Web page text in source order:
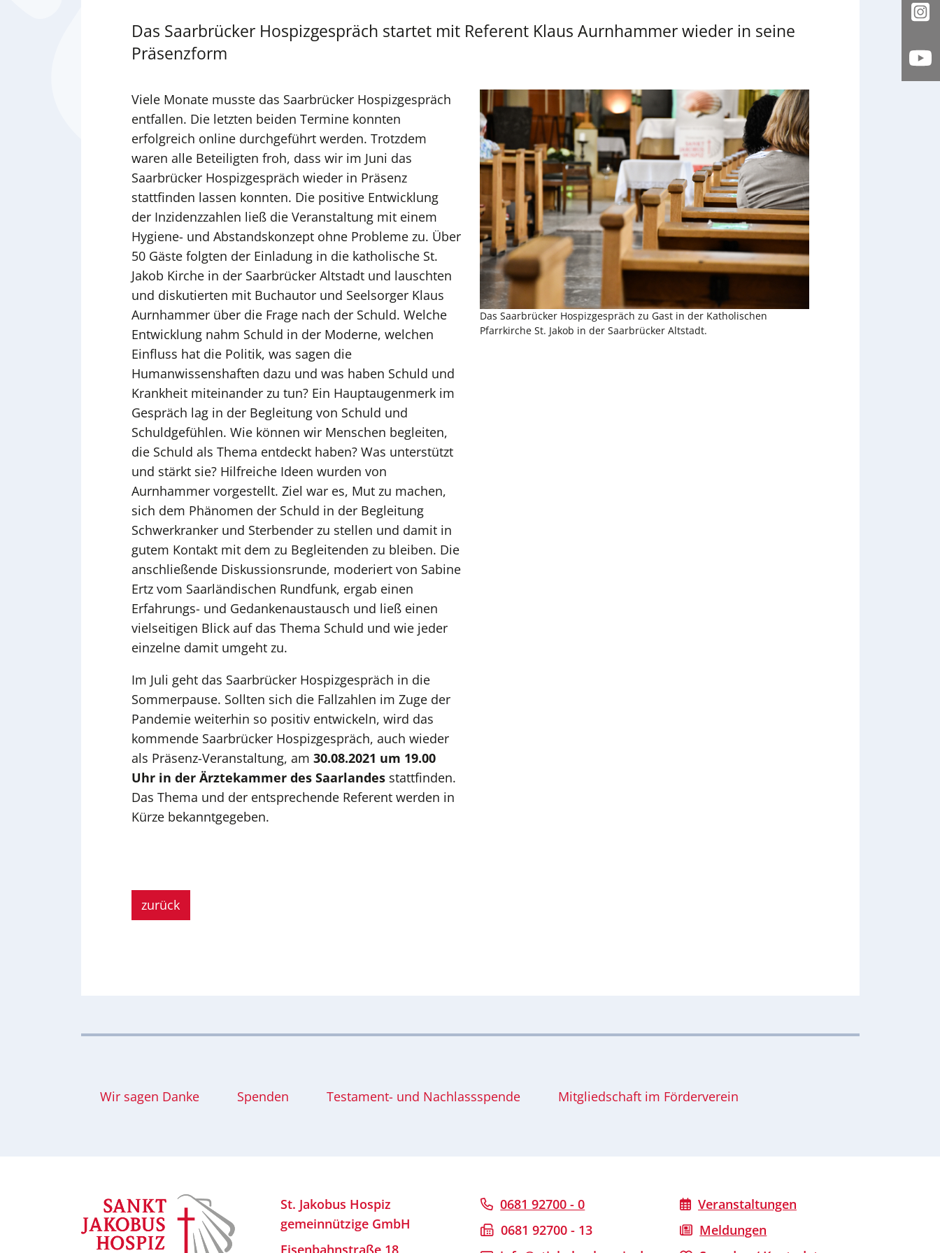
Das Saarbrücker Hospizgespräch startet mit Referent Klaus Aurnhammer wieder in seine
Präsenzform
Viele Monate musste das Saarbrücker Hospizgespräch
entfallen. Die letzten beiden Termine konnten
erfolgreich online durchgeführt werden. Trotzdem
waren alle Beteiligten froh, dass wir im Juni das
Saarbrücker Hospizgespräch wieder in Präsenz
stattfinden lassen konnten. Die positive Entwicklung
der Inzidenzzahlen ließ die Veranstaltung mit einem
Hygiene- und Abstandskonzept ohne Probleme zu. Über
50 Gäste folgten der Einladung in die katholische St.
Jakob Kirche in der Saarbrücker Altstadt und lauschten
und diskutierten mit Buchautor und Seelsorger Klaus
Aurnhammer über die Frage nach der Schuld. Welche
Entwicklung nahm Schuld in der Moderne, welchen
Einfluss hat die Politik, was sagen die
Humanwissenshaften dazu und was haben Schuld und
Krankheit miteinander zu tun? Ein Hauptaugenmerk im
Gespräch lag in der Begleitung von Schuld und
Schuldgefühlen. Wie können wir Menschen begleiten,
die Schuld als Thema entdeckt haben? Was unterstützt
und stärkt sie? Hilfreiche Ideen wurden von
Aurnhammer vorgestellt. Ziel war es, Mut zu machen,
sich dem Phänomen der Schuld in der Begleitung
Schwerkranker und Sterbender zu stellen und damit in
gutem Kontakt mit dem zu Begleitenden zu bleiben. Die
anschließende Diskussionsrunde, moderiert von Sabine
Ertz vom Saarländischen Rundfunk, ergab einen
Erfahrungs- und Gedankenaustausch und ließ einen
vielseitigen Blick auf das Thema Schuld und wie jeder
einzelne damit umgeht zu.
Im Juli geht das Saarbrücker Hospizgespräch in die
Sommerpause. Sollten sich die Fallzahlen im Zuge der
Pandemie weiterhin so positiv entwickeln, wird das
kommende Saarbrücker Hospizgespräch, auch wieder
als Präsenz-Veranstaltung, am 30.08.2021 um 19.00
Uhr in der Ärztekammer des Saarlandesstattfinden.
Das Thema und der entsprechende Referent werden in
Kürze bekanntgegeben.
Das Saarbrücker Hospizgespräch zu Gast in der Katholischen
Pfarrkirche St. Jakob in der Saarbrücker Altstadt.
zurück
Wir sagen Danke Spenden Testament- und Nachlassspende Mitgliedschaft im Förderverein
St. Jakobus Hospiz
gemeinnützige GmbH
Eisenbahnstraße 18
0681 92700 - 0
0681 92700 - 13
Veranstaltungen
Meldungen